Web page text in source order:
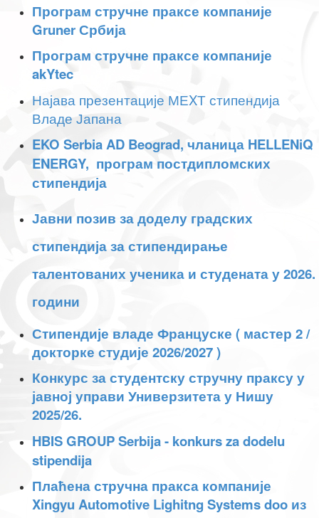
Програм стручне праксе компаније
Gruner Србија
Програм стручне праксе компаније
akYtec
Најава презентације МЕXТ стипендија
Владе Јапана
EKO Serbia AD Beograd, чланица HELLENiQ
ENERGY, програм постдипломских
стипендија
Јавни позив за доделу градских
стипендија за стипендирање
талентованих ученика и студената у 2026.
години
Стипендије владе Француске ( мастер 2 /
докторке студије 2026/2027 )
Конкурс за студентску стручну праксу у
јавној управи Универзитета у Нишу
2025/26.
HBIS GROUP Serbija - konkurs za dodelu
stipendija
Плаћена стручна пракса компаније
Xingyu Automotive Lighitng Systems doo из